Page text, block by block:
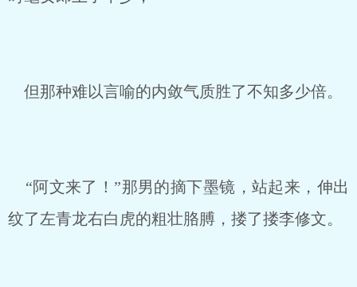
但那种难以言喻的内敛气质胜了不知多少倍。
“阿文来了！”那男的摘下墨镜，站起来，伸出
纹了左青龙右白虎的粗壮胳膊，搂了搂李修文。